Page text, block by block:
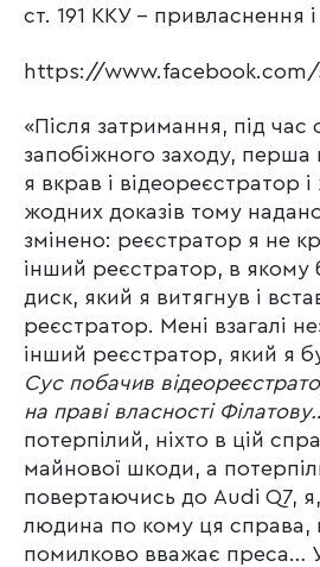
ст. 191 ККУ – привласнення
https://
«Після затримання, під час
запобіжного заходу, перша
я вкрав і відеореєстратор
жодних доказів тому
змінено: реєстратор я не
інший реєстратор, в якому
диск, який я витягнув і
реєстратор. Мені взагалі
інший реєстратор, який я
Сус побачив
на праві власності
потерпілий, ніхто в цій
майнової шкоди, а
повертаючись до Audi Q7,
людина по кому ця справа,
помилково вважає преса…